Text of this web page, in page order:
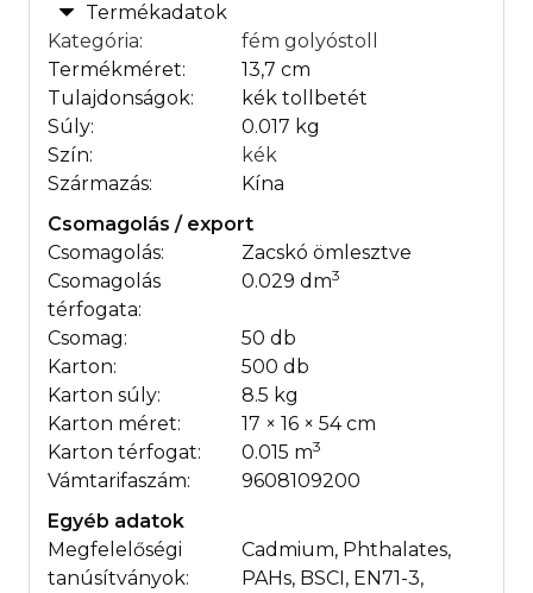
Termékadatok
Kategória:
fém golyóstoll
Termékméret:
13,7 cm
Tulajdonságok:
kék tollbetét
Súly:
0.017 kg
Szín:
kék
Származás:
Kína
Csomagolás / export
Csomagolás:
Zacskó ömlesztve
Csomagolás
térfogata:
0.029 dm3
Csomag:
50 db
Karton:
500 db
Karton súly:
8.5 kg
Karton méret:
17 × 16 × 54 cm
Karton térfogat:
0.015 m3
Vámtarifaszám:
9608109200
Egyéb adatok
Megfelelőségi
tanúsítványok:
Cadmium, Phthalates,
PAHs, BSCI, EN71-3,